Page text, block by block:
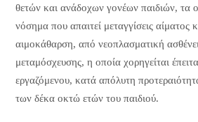
θετών και ανάδοχων γονέων παιδιών, τα
νόσημα που απαιτεί μεταγγίσεις
αιμοκάθαρση, από νεοπλασματική
μεταμόσχευσης, η οποία χορηγείται
εργαζόμενου, κατά απόλυτη
των δέκα οκτώ ετών του παιδιού.